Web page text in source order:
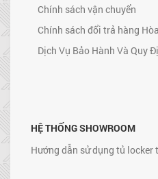
Chính sách vận chuyển
Chính sách đổi trả hàng
Dịch Vụ Bảo Hành Và Quy
HỆ THỐNG SHOWROOM
Hướng dẫn sử dụng tủ locker